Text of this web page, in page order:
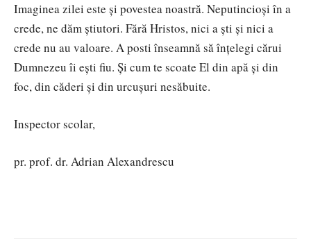
Imaginea zilei este și povestea noastră. Neputincioși în a
crede, ne dăm știutori. Fără Hristos, nici a ști și nici a
crede nu au valoare. A posti înseamnă să înțelegi cărui
Dumnezeu îi ești fiu. Și cum te scoate El din apă și din
foc, din căderi și din urcușuri nesăbuite.
Inspector scolar,
pr. prof. dr. Adrian Alexandrescu